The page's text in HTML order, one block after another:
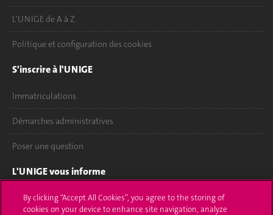
L'UNIGE de A à Z
Politique et configuration des cookies
S'inscrire à l'UNIGE
Immatriculations
Démarches administratives
Poser une question
L'UNIGE vous informe
UNIGE Mobile
By clicking “Accept All Cookies”, you agree to the storing of
cookies on your device to enhance site navigation, analyze